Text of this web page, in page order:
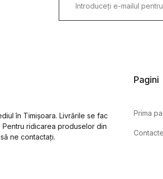
i
în Timișoara. Livrările se fac
Pentru ridicarea produselor din
ne contactați.
Pagini
Prima